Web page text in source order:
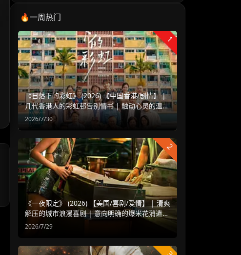
🔥一周热门
1
《日落下的彩虹》 (2026) 【中国香港/剧情】 |
几代香港人的彩虹邨告别情书 | 触动心灵的温情
港式单元群像剧
2026/7/30
2
《一夜限定》 (2026) 【美国/喜剧/爱情】 | 清爽
解压的城市浪漫喜剧 | 意向明确的爆米花消遣之
作
2026/7/29